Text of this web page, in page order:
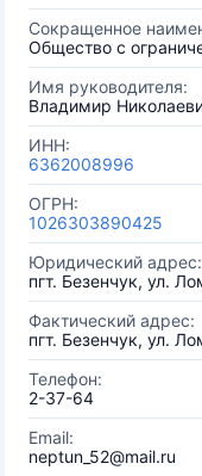
Сокращенное
Общество с
Имя руководителя:
Владимир
ИНН:
6362008996
ОГРН:
1026303890425
Юридический адрес:
пгт. Безенчук, ул.
Фактический адрес:
пгт. Безенчук, ул.
Телефон:
2-37-64
Email:
neptun_52@mail.ru